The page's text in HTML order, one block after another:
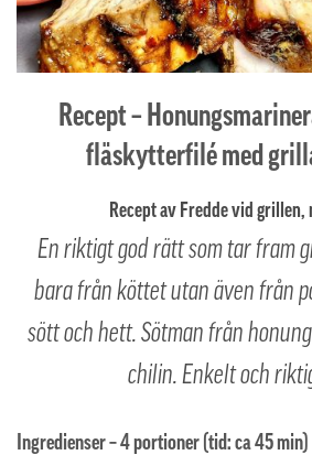
Recept –
fläskytterfilé med
Recept av Fredde vid
En riktigt god rätt som tar fram
bara från köttet utan även från
sött och hett. Sötman från
chilin. Enkelt och
Ingredienser – 4 portioner (tid: ca 45 min)